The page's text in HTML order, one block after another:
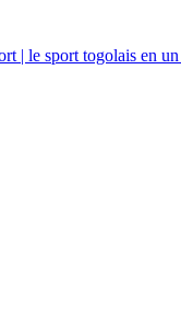
| le sport togolais en